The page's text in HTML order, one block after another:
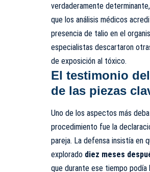
verdaderamente
que los análisis médicos
presencia de talio en el
especialistas descartaron
de exposición al tóxico.
El testimonio
de las piezas
Uno de los aspectos más
procedimiento fue la
pareja. La defensa insistía en
explorado diez meses
que durante ese tiempo podía